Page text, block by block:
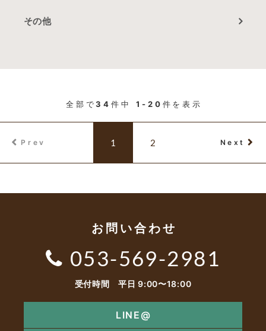
その他
全部で34件中 1-20 件を表示
Prev 1 2 Next
お問い合わせ
053-569-2981
受付時間 平日 9:00〜18:00
LINE@